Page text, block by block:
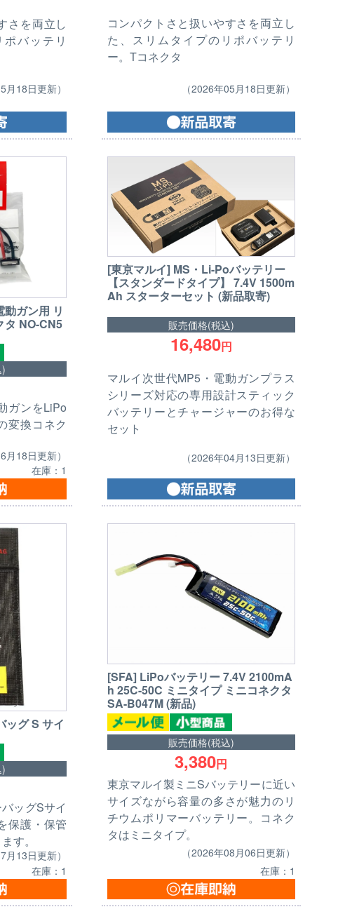
さを両立し
バッテリ
月18日更新）
コンパクトさと扱いやすさを両立し
た、スリムタイプのリポバッテリ
ー。Tコネクタ
（2026年05月18日更新）
ガン用 リ
タ NO-CN5
ガンをLiPo
変換コネク
月18日更新）
在庫：1
[東京マルイ] MS・Li-Poバッテリー
【スタンダードタイプ】 7.4V 1500m
Ah スターターセット (新品取寄)
販売価格(税込)
16,480円
マルイ次世代MP5・電動ガンプラス
シリーズ対応の専用設計スティック
バッテリーとチャージャーのお得な
セット
（2026年04月13日更新）
ッグ S サイ
ッグSサイ
保護・保管
す。
月13日更新）
在庫：1
[SFA] LiPoバッテリー 7.4V 2100mA
h 25C-50C ミニタイプ ミニコネクタ
SA-B047M (新品)
販売価格(税込)
3,380円
東京マルイ製ミニSバッテリーに近い
サイズながら容量の多さが魅力のリ
チウムポリマーバッテリー。コネク
タはミニタイプ。
（2026年08月06日更新）
在庫：1